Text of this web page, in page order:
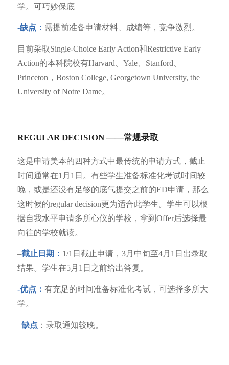
学。可巧妙保底
-缺点： 需提前准备申请材料、成绩等，竞争激烈。
目前采取Single-Choice Early Action和Restrictive Early
Action的本科院校有Harvard、Yale、Stanford、
Princeton，Boston College, Georgetown University, the
University of Notre Dame。
REGULAR DECISION ——常规录取
这是申请美本的四种方式中最传统的申请方式，截止
时间通常在1月1日。有些学生准备标准化考试时间较
晚，或是还没有足够的底气提交之前的ED申请，那么
这时候的regular decision更为适合此学生。学生可以根
据自我水平申请多所心仪的学校，拿到Offer后选择最
向往的学校就读。
–截止日期： 1/1日截止申请，3月中旬至4月1日出录取
结果。学生在5月1日之前给出答复。
-优点： 有充足的时间准备标准化考试，可选择多所大
学。
–缺点 ：录取通知较晚。